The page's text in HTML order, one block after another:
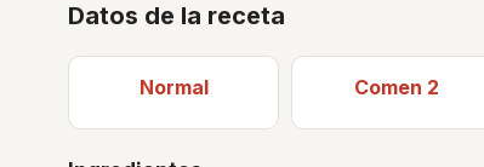
Datos de la receta
Normal Comen 2